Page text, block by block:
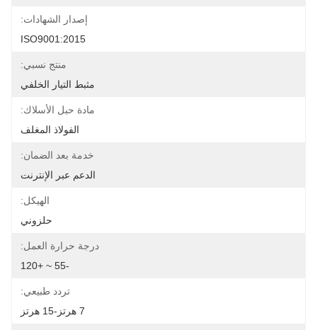
إصدار الشهادات:
ISO9001:2015
منتج نسبي:
مثبط التيار الخلفي
مادة حبل الأسلاك:
الفولاذ المغلف
خدمة بعد الضمان:
الدعم عبر الإنترنت
الهيكل:
حلزوني
درجة حرارة العمل:
تردد طبيعي: